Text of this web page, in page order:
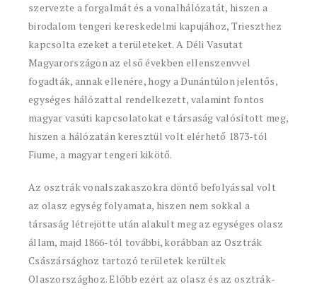
szervezte a forgalmát és a vonalhálózatát, hiszen a
birodalom tengeri kereskedelmi kapujához, Trieszthez
kapcsolta ezeket a területeket. A Déli Vasutat
Magyarországon az első években ellenszenvvel
fogadták, annak ellenére, hogy a Dunántúlon jelentős,
egységes hálózattal rendelkezett, valamint fontos
magyar vasúti kapcsolatokat e társaság valósított meg,
hiszen a hálózatán keresztül volt elérhető 1873-tól
Fiume, a magyar tengeri kikötő.
Az osztrák vonalszakaszokra döntő befolyással volt
az olasz egység folyamata, hiszen nem sokkal a
társaság létrejötte után alakult meg az egységes olasz
állam, majd 1866-tól további, korábban az Osztrák
Császársághoz tartozó területek kerültek
Olaszországhoz. Előbb ezért az olasz és az osztrák-